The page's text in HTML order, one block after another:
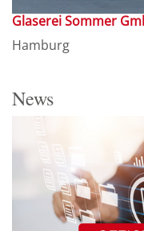
Glaserei Sommer
Hamburg
News